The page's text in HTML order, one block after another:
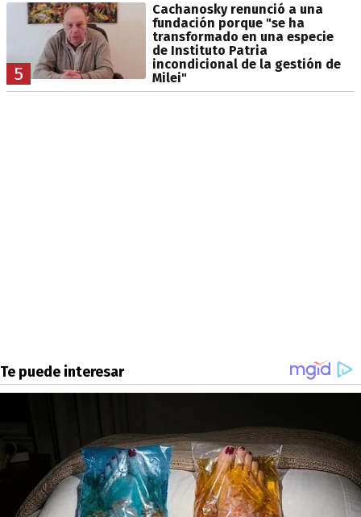
5
Cachanosky renunció a una
fundación porque "se ha
transformado en una especie
de Instituto Patria
incondicional de la gestión de
Milei"